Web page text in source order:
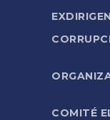
COMITÉ